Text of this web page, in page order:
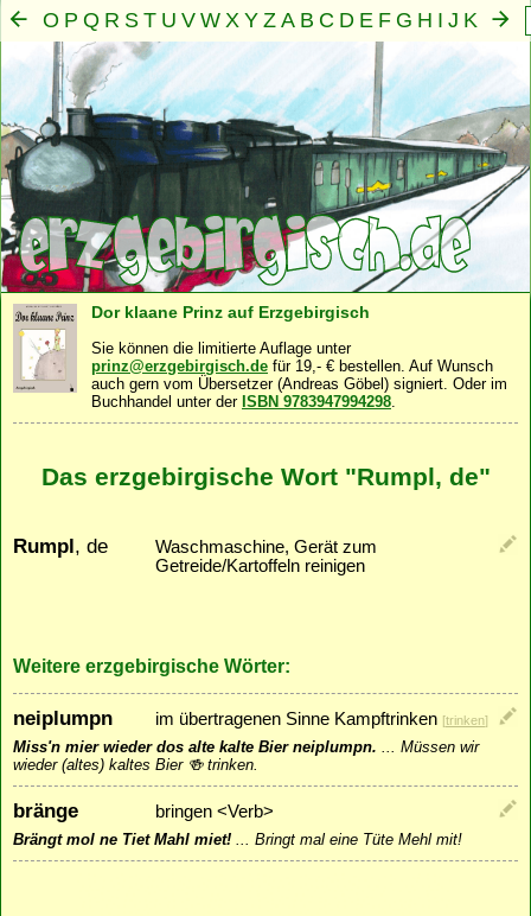
O P Q R S T U V W X Y Z A B C D E F G H I J K
N
Mensch·Seele Geist · Familie ·Gemeinschaft
Dor klaane Prinz auf Erzgebirgisch
Sie können die limitierte Auflage unter
prinz@erzgebirgisch.de für 19,- € bestellen. Auf Wunsch
auch gern vom Übersetzer (Andreas Göbel) signiert. Oder im
Buchhandel unter der ISBN 9783947994298.
Das erzgebirgische Wort "Rumpl, de"
Rumpl, de
Waschmaschine, Gerät zum
Getreide/Kartoffeln reinigen
Weitere erzgebirgische Wörter:
neiplumpn im übertragenen Sinne Kampftrinken [trinken]
Miss'n mier wieder dos alte kalte Bier neiplumpn. ... Müssen wir
wieder (altes) kaltes Bier 🍻 trinken.
bränge bringen <Verb>
Brängt mol ne Tiet Mahl miet! ... Bringt mal eine Tüte Mehl mit!